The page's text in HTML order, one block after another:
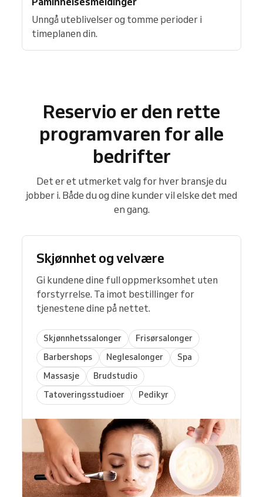
Unngå uteblivelser og tomme perioder i
timeplanen din.
Reservio er den rette
programvaren for alle
bedrifter
Det er et utmerket valg for hver bransje du
jobber i. Både du og dine kunder vil elske det med
en gang.
Skjønnhet og velvære
Gi kundene dine full oppmerksomhet uten
forstyrrelse. Ta imot bestillinger for
tjenestene dine på nettet.
Skjønnhetssalonger
Frisørsalonger
Barbershops
Neglesalonger
Spa
Massasje
Brudstudio
Tatoveringsstudioer
Pedikyr